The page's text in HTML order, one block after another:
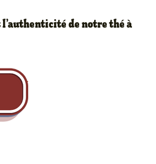
l’authenticité de notre thé à